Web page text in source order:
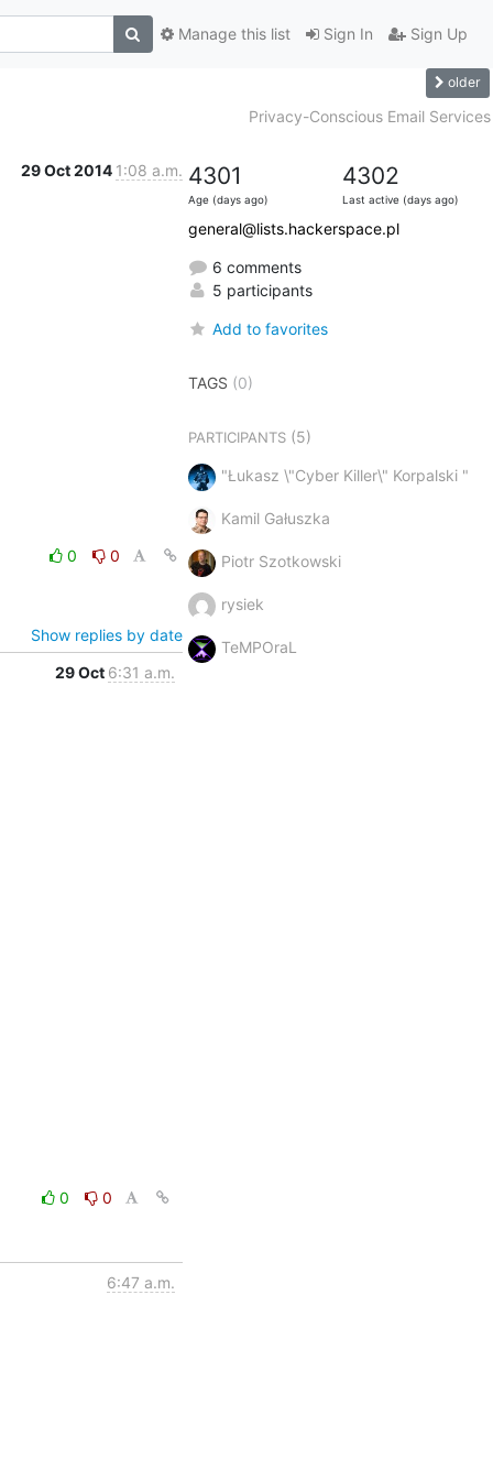
Sign In Sign Up
Manage this list
older
Privacy-Conscious Email Services
29 Oct 2014 1:08 a.m.
0
0
Show replies by date
29 Oct 6:31 a.m.
0
0
6:47 a.m.
4301
Age (days ago)
4302
Last active (days ago)
general@lists.hackerspace.pl
6 comments
5 participants
Add to favorites
TAGS (0)
PARTICIPANTS(5)
"Łukasz \"Cyber Killer\" Korpalski "
Kamil Gałuszka
Piotr Szotkowski
rysiek
TeMPOraL